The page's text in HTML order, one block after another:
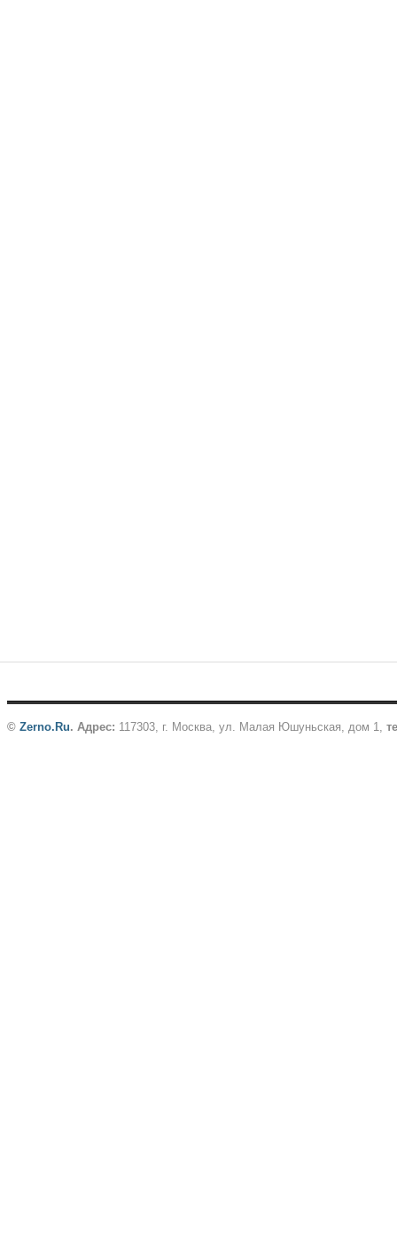
© Zerno.Ru. Адрес: 117303, г. Москва, ул. Малая Юшуньская, дом 1,